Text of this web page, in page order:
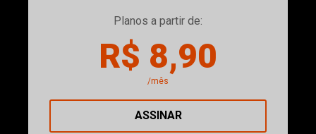
Planos a partir de:
R$ 8,90
/mês
ASSINAR